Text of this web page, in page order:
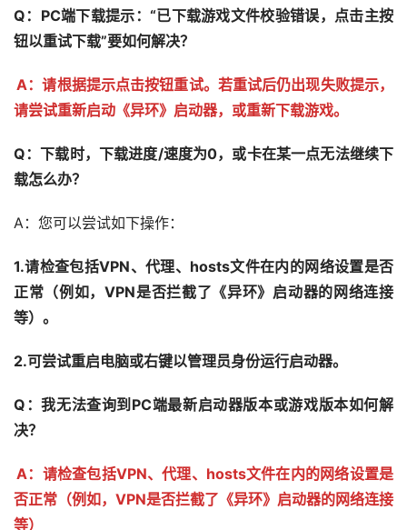
Q：PC端下载提示：“已下载游戏文件校验错误，点击主按
钮以重试下载”要如何解决？
A：请根据提示点击按钮重试。若重试后仍出现失败提示，
请尝试重新启动《异环》启动器，或重新下载游戏。
Q：下载时，下载进度/速度为0，或卡在某一点无法继续下
载怎么办？
A：您可以尝试如下操作：
1.请检查包括VPN、代理、hosts文件在内的网络设置是否
正常（例如，VPN是否拦截了《异环》启动器的网络连接
等）。
2.可尝试重启电脑或右键以管理员身份运行启动器。
Q：我无法查询到PC端最新启动器版本或游戏版本如何解
决？
A：请检查包括VPN、代理、hosts文件在内的网络设置是
否正常（例如，VPN是否拦截了《异环》启动器的网络连接
等）